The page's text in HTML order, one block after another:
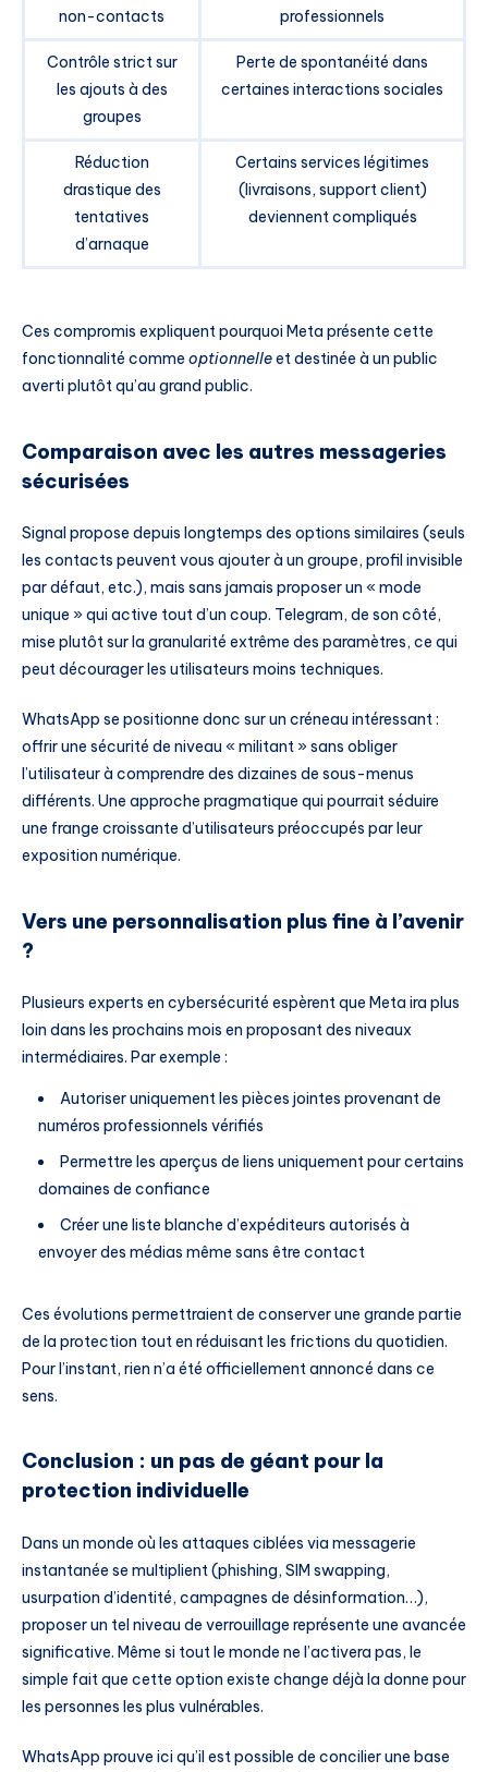
non-contacts professionnels
Contrôle strict sur
les ajouts à des
groupes
Perte de spontanéité dans
certaines interactions sociales
Réduction
drastique des
tentatives
d’arnaque
Certains services légitimes
(livraisons, support client)
deviennent compliqués
Ces compromis expliquent pourquoi Meta présente cette
fonctionnalité comme optionnelleet destinée à un public
averti plutôt qu’au grand public.
Comparaison avec les autres messageries
sécurisées
Signal propose depuis longtemps des options similaires (seuls
les contacts peuvent vous ajouter à un groupe, profil invisible
par défaut, etc.), mais sans jamais proposer un « mode
unique » qui active tout d’un coup. Telegram, de son côté,
mise plutôt sur la granularité extrême des paramètres, ce qui
peut décourager les utilisateurs moins techniques.
WhatsApp se positionne donc sur un créneau intéressant :
offrir une sécurité de niveau « militant » sans obliger
l’utilisateur à comprendre des dizaines de sous-menus
différents. Une approche pragmatique qui pourrait séduire
une frange croissante d’utilisateurs préoccupés par leur
exposition numérique.
Vers une personnalisation plus fine à l’avenir
?
Plusieurs experts en cybersécurité espèrent que Meta ira plus
loin dans les prochains mois en proposant des niveaux
intermédiaires. Par exemple :
Autoriser uniquement les pièces jointes provenant de
numéros professionnels vérifiés
Permettre les aperçus de liens uniquement pour certains
domaines de confiance
Créer une liste blanche d’expéditeurs autorisés à
envoyer des médias même sans être contact
Ces évolutions permettraient de conserver une grande partie
de la protection tout en réduisant les frictions du quotidien.
Pour l’instant, rien n’a été officiellement annoncé dans ce
sens.
Conclusion : un pas de géant pour la
protection individuelle
Dans un monde où les attaques ciblées via messagerie
instantanée se multiplient (phishing, SIM swapping,
usurpation d’identité, campagnes de désinformation…),
proposer un tel niveau de verrouillage représente une avancée
significative. Même si tout le monde ne l’activera pas, le
simple fait que cette option existe change déjà la donne pour
les personnes les plus vulnérables.
WhatsApp prouve ici qu’il est possible de concilier une base